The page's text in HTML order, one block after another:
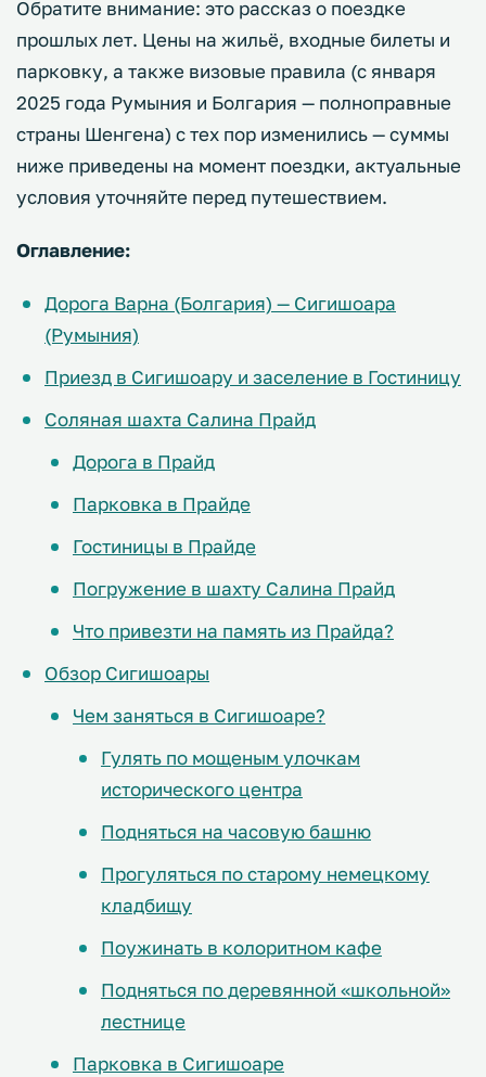
Обратите внимание: это рассказ о поездке
прошлых лет. Цены на жильё, входные билеты и
парковку, а также визовые правила (с января
2025 года Румыния и Болгария — полноправные
страны Шенгена) с тех пор изменились — суммы
ниже приведены на момент поездки, актуальные
условия уточняйте перед путешествием.
Оглавление:
Дорога Варна (Болгария) — Сигишоара
(Румыния)
Приезд в Сигишоару и заселение в Гостиницу
Соляная шахта Салина Прайд
Дорога в Прайд
Парковка в Прайде
Гостиницы в Прайде
Погружение в шахту Салина Прайд
Что привезти на память из Прайда?
Обзор Сигишоары
Чем заняться в Сигишоаре?
Гулять по мощеным улочкам
исторического центра
Подняться на часовую башню
Прогуляться по старому немецкому
кладбищу
Поужинать в колоритном кафе
Подняться по деревянной «школьной»
лестнице
Парковка в Сигишоаре